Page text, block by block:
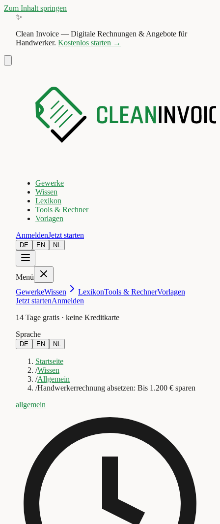
Zum Inhalt springen
✨
Clean Invoice — Digitale Rechnungen & Angebote für
Handwerker. Kostenlos starten →
Gewerke
Wissen
Lexikon
Tools & Rechner
Vorlagen
AnmeldenJetzt starten
DE EN NL
Menü
GewerkeWissen LexikonTools & RechnerVorlagen
Jetzt startenAnmelden
14 Tage gratis · keine Kreditkarte
Sprache
DE EN NL
Startseite
/Wissen
/Allgemein
/Handwerkerrechnung absetzen: Bis 1.200 € sparen
allgemein